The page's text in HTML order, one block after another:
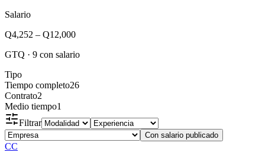
Salario
Q4,252 – Q12,000
GTQ · 9 con salario
Tipo
Tiempo completo26
Contrato2
Medio tiempo1
Filtrar
Con salario publicado
CC